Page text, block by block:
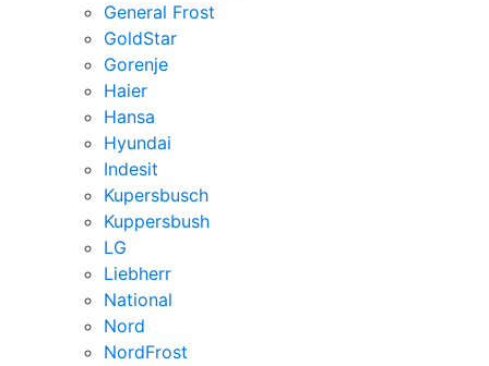
General Frost
GoldStar
Gorenje
Haier
Hansa
Hyundai
Indesit
Kupersbusch
Kuppersbush
LG
Liebherr
National
Nord
NordFrost